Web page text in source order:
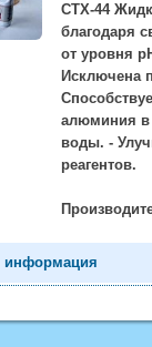
CTX-44
благодаря
от уровня
Исключена
алюминия в
воды. -
реагентов.
информация